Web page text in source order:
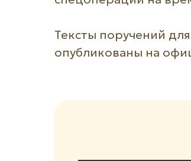
Тексты поручений
опубликованы на